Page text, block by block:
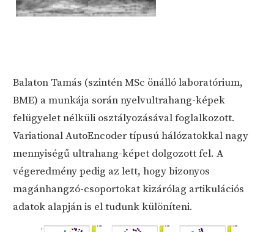
Balaton Tamás (szintén MSc önálló laboratórium,
BME) a munkája során nyelvultrahang-képek
felügyelet nélküli osztályozásával foglalkozott.
Variational AutoEncoder típusú hálózatokkal nagy
mennyiségű ultrahang-képet dolgozott fel. A
végeredmény pedig az lett, hogy bizonyos
magánhangzó-csoportokat kizárólag artikulációs
adatok alapján is el tudunk különíteni.